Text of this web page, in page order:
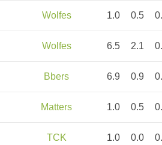
Wolfes 1.0 0.5
Wolfes 6.5 2.1
Bbers 6.9 0.9
Matters 1.0 0.5
TCK 1.0 0.0